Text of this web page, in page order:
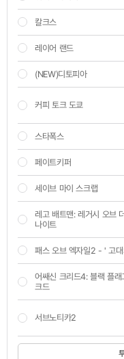
칼크스
레이어 랜드
(NEW)디토피아
커피 토크 도쿄
스타폭스
페이트키퍼
세이브 마이 스크랩
레고 배트맨: 레거시 오브
나이트
패스 오브 엑자일2 - ' 고
어쌔신 크리드4: 블랙 플래
크드
서브노티카2